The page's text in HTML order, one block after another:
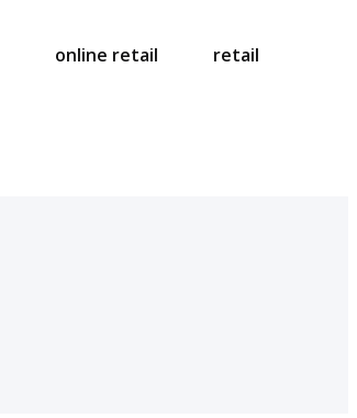
online retail retail